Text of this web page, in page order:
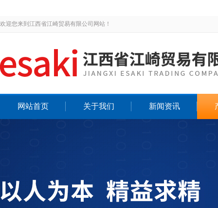
欢迎您来到江西省江崎贸易有限公司网站！
网站首页 关于我们 新闻资讯